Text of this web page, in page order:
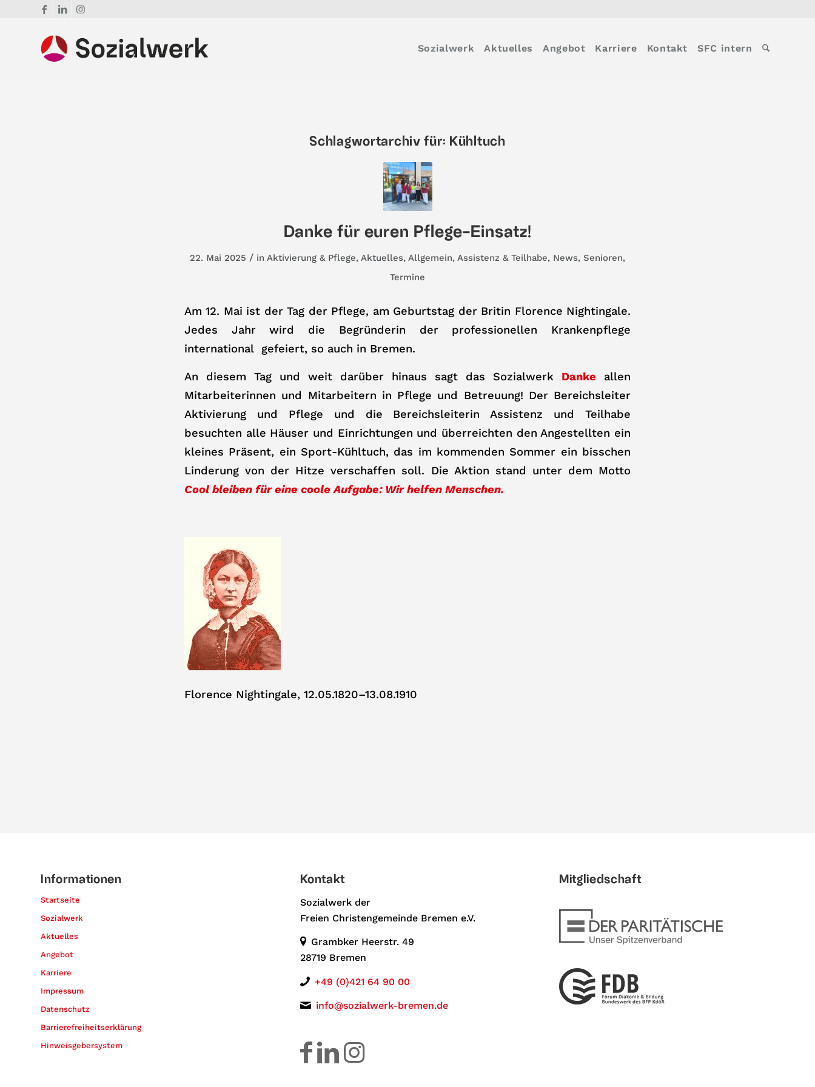
Sozialwerk Aktuelles Angebot Karriere Kontakt SFC intern
Schlagwortarchiv für: Kühltuch
Danke für euren Pflege-Einsatz!
22. Mai 2025 / in Aktivierung & Pflege, Aktuelles, Allgemein, Assistenz & Teilhabe, News, Senioren,
Termine
Am 12. Mai ist der Tag der Pflege, am Geburtstag der Britin Florence Nightingale.
Jedes Jahr wird die Begründerin der professionellen Krankenpflege
international gefeiert, so auch in Bremen.
An diesem Tag und weit darüber hinaus sagt das Sozialwerk Danke allen
Mitarbeiterinnen und Mitarbeitern in Pflege und Betreuung! Der Bereichsleiter
Aktivierung und Pflege und die Bereichsleiterin Assistenz und Teilhabe
besuchten alle Häuser und Einrichtungen und überreichten den Angestellten ein
kleines Präsent, ein Sport-Kühltuch, das im kommenden Sommer ein bisschen
Linderung von der Hitze verschaffen soll. Die Aktion stand unter dem Motto
Cool bleiben für eine coole Aufgabe: Wir helfen Menschen.
Florence Nightingale, 12.05.1820–13.08.1910
Informationen
Startseite
Sozialwerk
Aktuelles
Angebot
Karriere
Impressum
Datenschutz
Barrierefreiheitserklärung
Hinweisgebersystem
Kontakt
Sozialwerk der
Freien Christengemeinde Bremen e.V.
Grambker Heerstr. 49
28719 Bremen
+49 (0)421 64 90 00
info@sozialwerk-bremen.de
Mitgliedschaft